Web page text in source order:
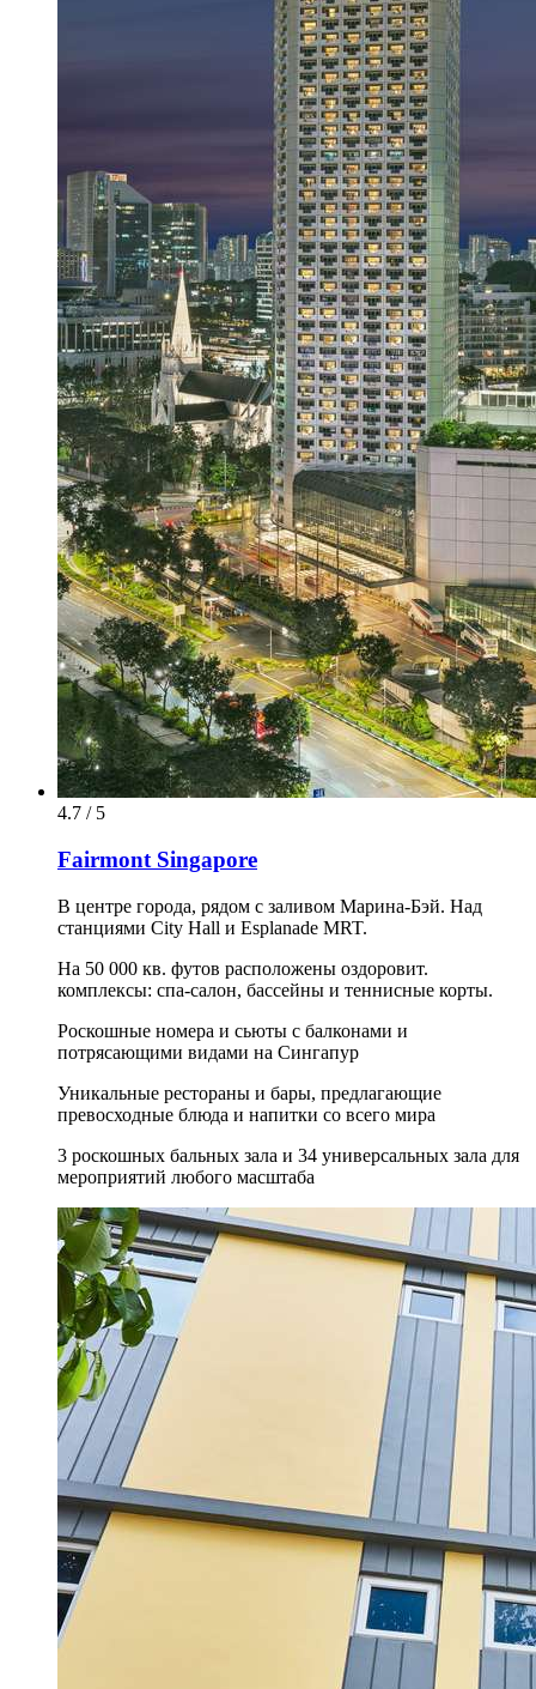
4.7 / 5
Fairmont Singapore
В центре города, рядом с заливом Марина-Бэй. Над
станциями City Hall и Esplanade MRT.
На 50 000 кв. футов расположены оздоровит.
комплексы: спа-салон, бассейны и теннисные корты.
Роскошные номера и сьюты с балконами и
потрясающими видами на Сингапур
Уникальные рестораны и бары, предлагающие
превосходные блюда и напитки со всего мира
3 роскошных бальных зала и 34 универсальных зала для
мероприятий любого масштаба